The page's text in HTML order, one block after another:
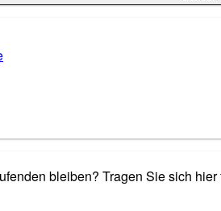
bleiben? Tragen Sie sich